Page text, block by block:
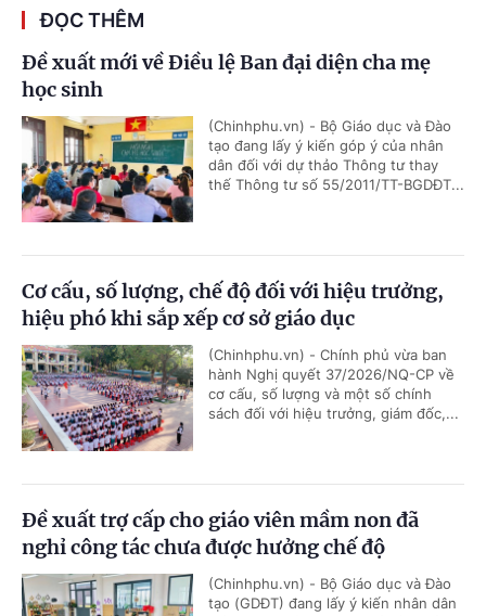
ĐỌC THÊM
Đề xuất mới về Điều lệ Ban đại diện cha mẹ
học sinh
(Chinhphu.vn) - Bộ Giáo dục và Đào
tạo đang lấy ý kiến góp ý của nhân
dân đối với dự thảo Thông tư thay
thế Thông tư số 55/2011/TT-BGDĐT...
Cơ cấu, số lượng, chế độ đối với hiệu trưởng,
hiệu phó khi sắp xếp cơ sở giáo dục
(Chinhphu.vn) - Chính phủ vừa ban
hành Nghị quyết 37/2026/NQ-CP về
cơ cấu, số lượng và một số chính
sách đối với hiệu trưởng, giám đốc,...
Đề xuất trợ cấp cho giáo viên mầm non đã
nghỉ công tác chưa được hưởng chế độ
(Chinhphu.vn) - Bộ Giáo dục và Đào
tạo (GDĐT) đang lấy ý kiến nhân dân